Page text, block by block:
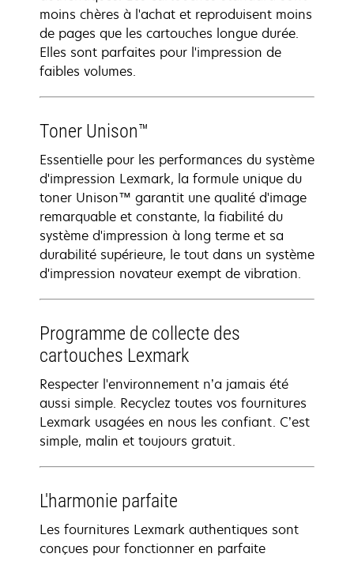
moins chères à l'achat et reproduisent moins
de pages que les cartouches longue durée.
Elles sont parfaites pour l'impression de
faibles volumes.
Toner Unison™
Essentielle pour les performances du système
d'impression Lexmark, la formule unique du
toner Unison™ garantit une qualité d'image
remarquable et constante, la fiabilité du
système d'impression à long terme et sa
durabilité supérieure, le tout dans un système
d'impression novateur exempt de vibration.
Programme de collecte des
cartouches Lexmark
Respecter l'environnement n’a jamais été
aussi simple. Recyclez toutes vos fournitures
Lexmark usagées en nous les confiant. C’est
simple, malin et toujours gratuit.
L'harmonie parfaite
Les fournitures Lexmark authentiques sont
conçues pour fonctionner en parfaite